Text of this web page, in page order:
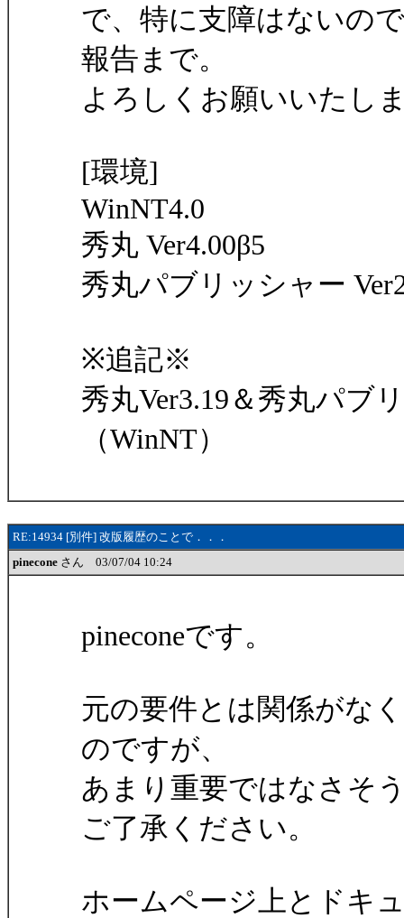
で、特に支障はないの
報告まで。
よろしくお願いいたし
[環境]
WinNT4.0
秀丸 Ver4.00β5
秀丸パブリッシャー
※追記※
秀丸Ver3.19＆秀丸パブ
（WinNT）
RE:14934 [別件] 改版履歴のことで．．．
pinecone さん 03/07/04 10:24
pineconeです。
元の要件とは関係がな
のですが、
あまり重要ではなさそ
ご了承ください。
ホームページ上とドキ